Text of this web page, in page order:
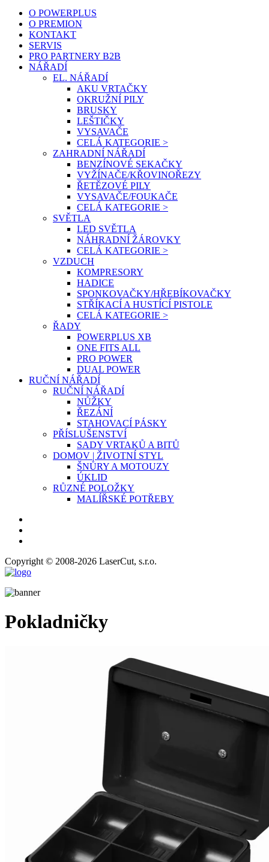
O POWERPLUS
O PREMION
KONTAKT
SERVIS
PRO PARTNERY B2B
NÁŘADÍ
EL. NÁŘADÍ
AKU VRTAČKY
OKRUŽNÍ PILY
BRUSKY
LEŠTIČKY
VYSAVAČE
CELÁ KATEGORIE >
ZAHRADNÍ NÁŘADÍ
BENZÍNOVÉ SEKAČKY
VYŽÍNAČE/KŘOVINOŘEZY
ŘETĚZOVÉ PILY
VYSAVAČE/FOUKAČE
CELÁ KATEGORIE >
SVĚTLA
LED SVĚTLA
NÁHRADNÍ ŽÁROVKY
CELÁ KATEGORIE >
VZDUCH
KOMPRESORY
HADICE
SPONKOVAČKY/HŘEBÍKOVAČKY
STŘÍKACÍ A HUSTÍCÍ PISTOLE
CELÁ KATEGORIE >
ŘADY
POWERPLUS XB
ONE FITS ALL
PRO POWER
DUAL POWER
RUČNÍ NÁŘADÍ
RUČNÍ NÁŘADÍ
NŮŽKY
ŘEZÁNÍ
STAHOVACÍ PÁSKY
PŘÍSLUŠENSTVÍ
SADY VRTAKŮ A BITŮ
DOMOV | ŽIVOTNÍ STYL
ŠNŮRY A MOTOUZY
ÚKLID
RŮZNÉ POLOŽKY
MALÍŘSKÉ POTŘEBY
Copyright © 2008-2026 LaserCut, s.r.o.
Pokladničky